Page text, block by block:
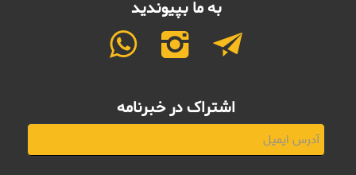
به ما بپیوندید
اشتراک در خبرنامه